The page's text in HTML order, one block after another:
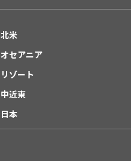
北米
オセアニア
リゾート
中近東
日本